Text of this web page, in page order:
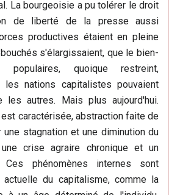
La bourgeoisie a pu tolérer le droit
de liberté de la presse aussi
productives étaient en pleine
s'élargissaient, que le bien-
quoique restreint,
les nations capitalistes pouvaient
autres. Mais plus aujourd'hui.
caractérisée, abstraction faite de
une stagnation et une diminution du
crise agraire chronique et un
Ces phénomènes internes sont
du capitalisme, comme la